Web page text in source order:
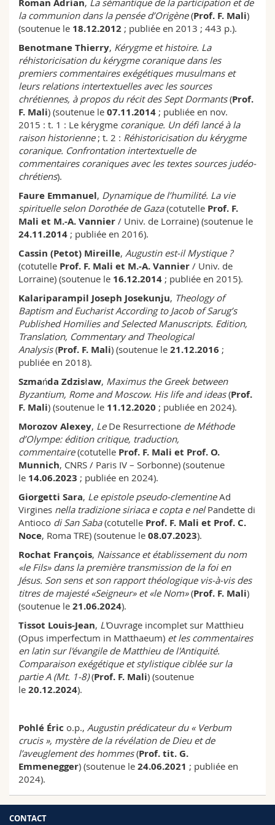
Sciences et médecine
Interfacultaire
Collaborateurs
Doctorants
Webmail
Programme des cours
MyUnifr
Roman Adrian, La sémantique de la participation et de
la communion dans la pensée d’Origène(Prof. F. Mali)
(soutenue le 18.12.2012 ; publiée en 2013 ; 443 p.).
Benotmane Thierry, Kérygme et histoire. La
réhistoricisation du kérygme coranique dans les
premiers commentaires exégétiques musulmans et
leurs relations intertextuelles avec les sources
chrétiennes, à propos du récit des Sept Dormants(Prof.
F. Mali) (soutenue le 07.11.2014 ; publiée en nov.
2015 : t. 1 : Le kérygme coranique. Un défi lancé à la
raison historienne; t. 2 : Réhistoricisation du kérygme
coranique. Confrontation intertextuelle de
commentaires coraniques avec les textes sources judéo-
chrétiens).
Faure Emmanuel, Dynamique de l’humilité. La vie
spirituelle selon Dorothée de Gaza(cotutelle Prof. F.
Mali et M.-A. Vannier / Univ. de Lorraine) (soutenue le
24.11.2014 ; publiée en 2016).
Cassin (Petot) Mireille, Augustin est-il Mystique ?
(cotutelle Prof. F. Mali et M.-A. Vannier / Univ. de
Lorraine) (soutenue le 16.12.2014 ; publiée en 2015).
Kalariparampil Joseph Josekunju, Theology of
Baptism and Eucharist According to Jacob of Sarug’s
Published Homilies and Selected Manuscripts. Edition,
Translation, Commentary and Theological
Analysis(Prof. F. Mali) (soutenue le 21.12.2016 ;
publiée en 2018).
Szmańda Zdzisław, Maximus the Greek between
Byzantium, Rome and Moscow. His life and ideas(Prof.
F. Mali) (soutenue le 11.12.2020 ; publiée en 2024).
Morozov Alexey, Le De Resurrectione de Méthode
d’Olympe: édition critique, traduction,
commentaire(cotutelle Prof. F. Mali et Prof. O.
Munnich, CNRS / Paris IV – Sorbonne) (soutenue
le 14.06.2023 ; publiée en 2024).
Giorgetti Sara, Le epistole pseudo-clementineAd
Virgines nella tradizione siriaca e copta e nelPandette di
Antioco di San Saba(cotutelle Prof. F. Mali et Prof. C.
Noce, Roma TRE) (soutenue le 08.07.2023).
Rochat François, Naissance et établissement du nom
«le Fils» dans la première transmission de la foi en
Jésus. Son sens et son rapport théologique vis-à-vis des
titres de majesté «Seigneur» et «le Nom»(Prof. F. Mali)
(soutenue le 21.06.2024).
Tissot Louis-Jean, L'Ouvrage incomplet sur Matthieu
(Opus imperfectum in Matthaeum) et les commentaires
en latin sur l'évangile de Matthieu de l'Antiquité.
Comparaison exégétique et stylistique ciblée sur la
partie A (Mt. 1-8)(Prof. F. Mali) (soutenue
le 20.12.2024).
Pohlé Éric o.p., Augustin prédicateur du « Verbum
crucis », mystère de la révélation de Dieu et de
l’aveuglement des hommes(Prof. tit. G.
Emmenegger) (soutenue le 24.06.2021 ; publiée en
2024).
CONTACT